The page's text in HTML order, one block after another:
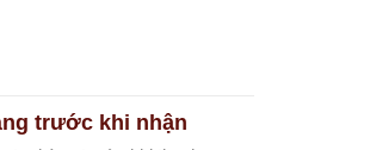
trước khi nhận